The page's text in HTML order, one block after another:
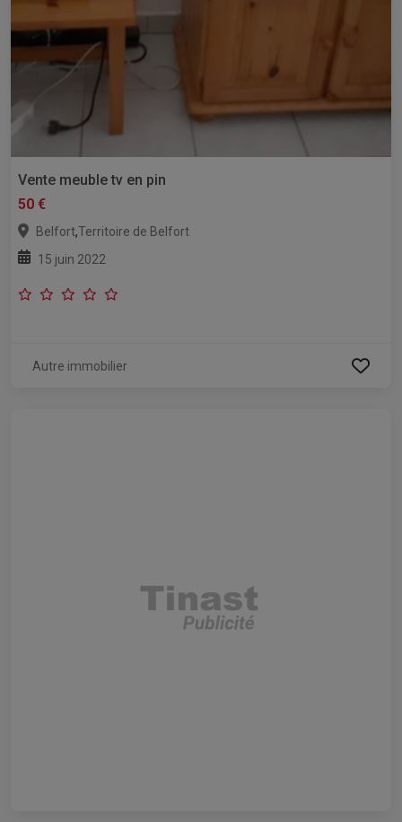
Vente meuble tv en pin
50 €
Belfort,Territoire de Belfort
15 juin 2022
Autre immobilier